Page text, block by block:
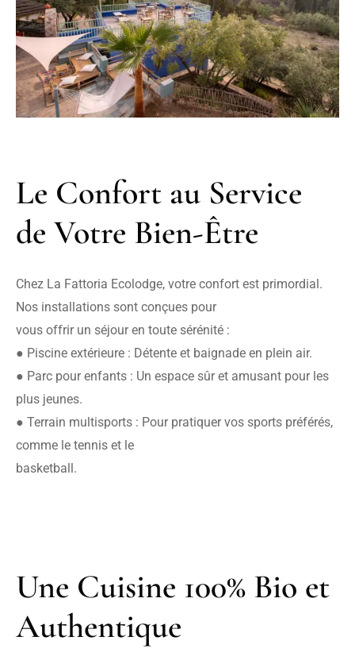
Le Confort au Service
de Votre Bien-Être
Chez La Fattoria Ecolodge, votre confort est primordial.
Nos installations sont conçues pour
vous offrir un séjour en toute sérénité :
● Piscine extérieure : Détente et baignade en plein air.
● Parc pour enfants : Un espace sûr et amusant pour les
plus jeunes.
● Terrain multisports : Pour pratiquer vos sports préférés,
comme le tennis et le
basketball.
Une Cuisine 100% Bio et
Authentique